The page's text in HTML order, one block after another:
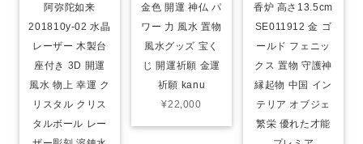
阿弥陀如来
201810y-02 水晶
レーザー 木製台
座付き 3D 開運
風水 物上 幸運 ク
リスタル クリス
タルボール レー
金色 開運 神仏 パ
ワー 力 風水 置物
風水グッズ 宝く
じ 開運祈願 金運
祈願 kanu
¥22,000
香炉 高さ13.5cm
SE011912 金 ゴ
ールド フェニッ
クス 置物 守護神
縁起物 中国 イン
テリア オブジェ
繁栄 優れた才能